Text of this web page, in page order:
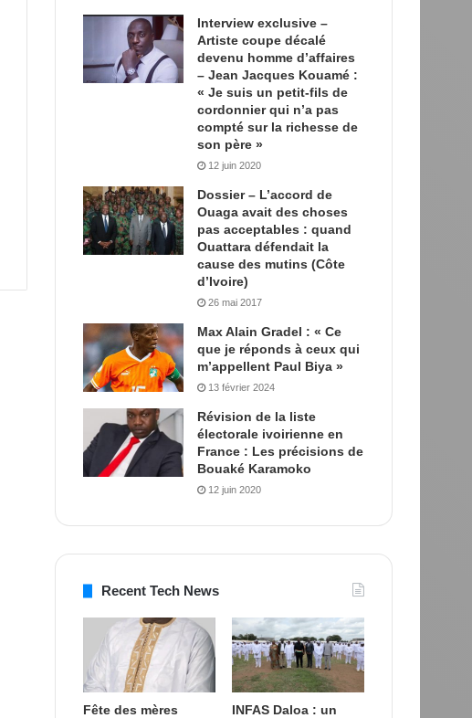
Interview exclusive –
Artiste coupe décalé
devenu homme d’affaires
– Jean Jacques Kouamé :
« Je suis un petit-fils de
cordonnier qui n’a pas
compté sur la richesse de
son père »
12 juin 2020
Dossier – L’accord de
Ouaga avait des choses
pas acceptables : quand
Ouattara défendait la
cause des mutins (Côte
d’Ivoire)
26 mai 2017
Max Alain Gradel : « Ce
que je réponds à ceux qui
m’appellent Paul Biya »
13 février 2024
Révision de la liste
électorale ivoirienne en
France : Les précisions de
Bouaké Karamoko
12 juin 2020
Recent Tech News
Fête des mères
INFAS Daloa : un